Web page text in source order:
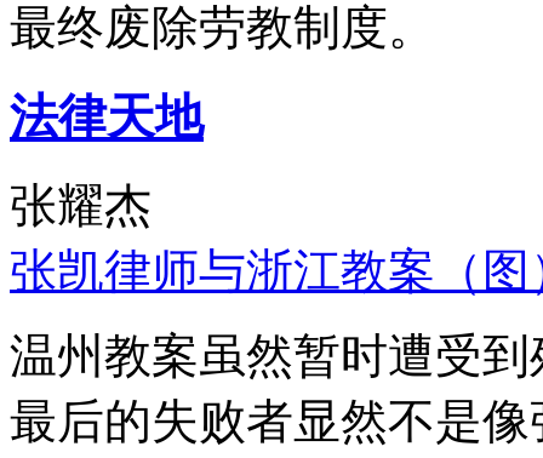
最终废除劳教制度。
法律天地
张耀杰
张凯律师与浙江教案（图
温州教案虽然暂时遭受
最后的失败者显然不是